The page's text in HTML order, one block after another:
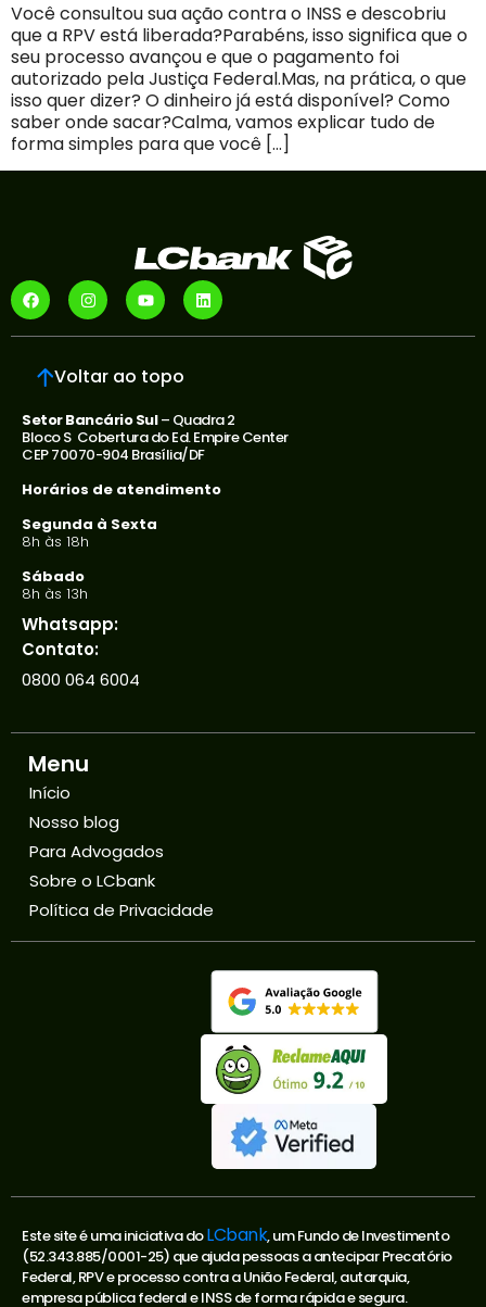
Você consultou sua ação contra o INSS e descobriu
que a RPV está liberada?Parabéns, isso significa que o
seu processo avançou e que o pagamento foi
autorizado pela Justiça Federal.Mas, na prática, o que
isso quer dizer? O dinheiro já está disponível? Como
saber onde sacar?Calma, vamos explicar tudo de
forma simples para que você […]
Voltar ao topo
Setor Bancário Sul– Quadra 2
Bloco S Cobertura do Ed. Empire Center
CEP 70070-904 Brasília/DF
Horários de atendimento
Segunda à Sexta
8h às 18h
Sábado
8h às 13h
Whatsapp:
Contato:
0800 064 6004
Menu
Início
Nosso blog
Para Advogados
Sobre o LCbank
Política de Privacidade
Este site é uma iniciativa doLCbank, um Fundo de Investimento
(52.343.885/0001-25) que ajuda pessoas a antecipar Precatório
Federal, RPV e processo contra a União Federal, autarquia,
empresa pública federal e INSS de forma rápida e segura.